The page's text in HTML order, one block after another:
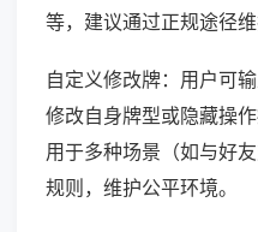
等，建议通过正规途径维
自定义修改牌：用户可
修改自身牌型或隐藏操
用于多种场景（如与好
规则，维护公平环境。